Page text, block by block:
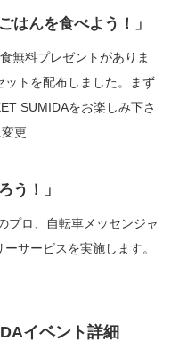
はんを食べよう！」
無料プレゼントがありま
トを配布しました。まず
SUMIDAをお楽しみ下さ
更
う！」
プロ、自転車メッセンジャ
サービスを実施します。
イベント詳細